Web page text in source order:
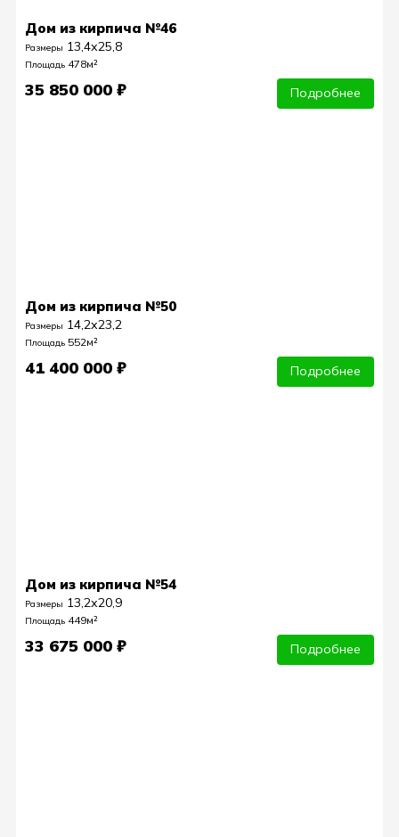
Дом из кирпича №46
Размеры 13,4х25,8
Площадь 478м²
35 850 000 ₽ Подробнее
Дом из кирпича №50
Размеры 14,2х23,2
Площадь 552м²
41 400 000 ₽ Подробнее
Дом из кирпича №54
Размеры 13,2х20,9
Площадь 449м²
33 675 000 ₽ Подробнее